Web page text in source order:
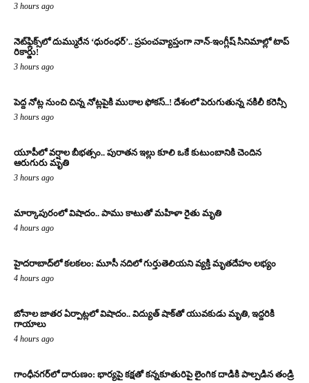
3 hours ago
నెట్‌ఫ్లిక్స్‌లో దుమ్మురేన ‘ధురంధర్’.. ప్రపంచవ్యాప్తంగా నాన్-ఇంగ్లీష్ సినిమాల్లో టాప్
రికార్డు!
3 hours ago
పెద్ద నోట్ల నుంచి చిన్న నోట్లపైకి ముఠాల ఫోకస్..! దేశంలో పెరుగుతున్న నకిలీ కరెన్సీ
3 hours ago
యూపీలో వర్షాల బీభత్సం.. పురాతన ఇల్లు కూలి ఒకే కుటుంబానికి చెందిన
ఆరుగురు మృతి
3 hours ago
మార్కాపురంలో విషాదం.. పాము కాటుతో మహిళా రైతు మృతి
4 hours ago
హైదరాబాద్‌లో కలకలం: మూసీ నదిలో గుర్తుతెలియని వ్యక్తి మృతదేహం లభ్యం
4 hours ago
బోనాల జాతర ఏర్పాట్లలో విషాదం.. విద్యుత్ షాక్‌తో యువకుడు మృతి, ఇద్దరికి
గాయాలు
4 hours ago
గాంధీనగర్‌లో దారుణం: భార్యపై కక్షతో కన్నకూతురిపై లైంగిక దాడికి పాల్పడిన తండ్రి